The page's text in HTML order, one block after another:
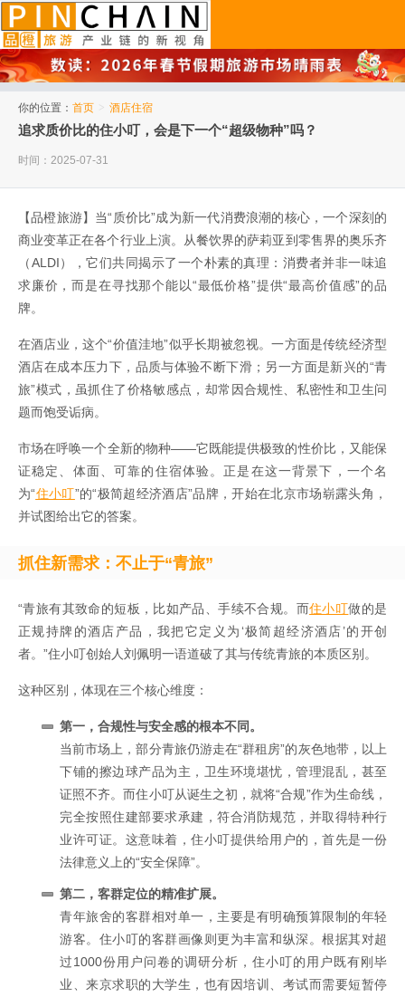
你的位置： 首页 > 酒店住宿
追求质价比的住小叮，会是下一个“超级物种”吗？
时间：2025-07-31
【品橙旅游】当“质价比”成为新一代消费浪潮的核心，一个深刻的
商业变革正在各个行业上演。从餐饮界的萨莉亚到零售界的奥乐齐
（ALDI），它们共同揭示了一个朴素的真理：消费者并非一味追
求廉价，而是在寻找那个能以“最低价格”提供“最高价值感”的品
牌。
在酒店业，这个“价值洼地”似乎长期被忽视。一方面是传统经济型
酒店在成本压力下，品质与体验不断下滑；另一方面是新兴的“青
旅”模式，虽抓住了价格敏感点，却常因合规性、私密性和卫生问
题而饱受诟病。
市场在呼唤一个全新的物种——它既能提供极致的性价比，又能保
证稳定、体面、可靠的住宿体验。正是在这一背景下，一个名
为“住小叮”的“极简超经济酒店”品牌，开始在北京市场崭露头角，
并试图给出它的答案。
抓住新需求：不止于“青旅”
“青旅有其致命的短板，比如产品、手续不合规。而住小叮做的是
正规持牌的酒店产品，我把它定义为‘极简超经济酒店’的开创
者。”住小叮创始人刘佩明一语道破了其与传统青旅的本质区别。
这种区别，体现在三个核心维度：
第一，合规性与安全感的根本不同。
当前市场上，部分青旅仍游走在“群租房”的灰色地带，以上
下铺的擦边球产品为主，卫生环境堪忧，管理混乱，甚至
证照不齐。而住小叮从诞生之初，就将“合规”作为生命线，
完全按照住建部要求承建，符合消防规范，并取得特种行
业许可证。这意味着，住小叮提供给用户的，首先是一份
法律意义上的“安全保障”。
第二，客群定位的精准扩展。
青年旅舍的客群相对单一，主要是有明确预算限制的年轻
游客。住小叮的客群画像则更为丰富和纵深。根据其对超
过1000份用户问卷的调研分析，住小叮的用户既有刚毕
业、来京求职的大学生，也有因培训、考试而需要短暂停